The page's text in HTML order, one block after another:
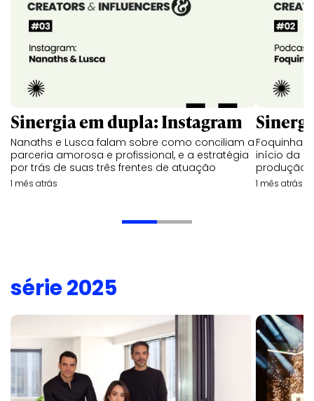
Sinergia em dupla: Instagram
Nanaths e Lusca falam sobre como conciliam a
parceria amorosa e profissional, e a estratégia
por trás de suas três frentes de atuação
1 mês atrás
Foquinha
início da
produção
1 mês atrás
série 2025